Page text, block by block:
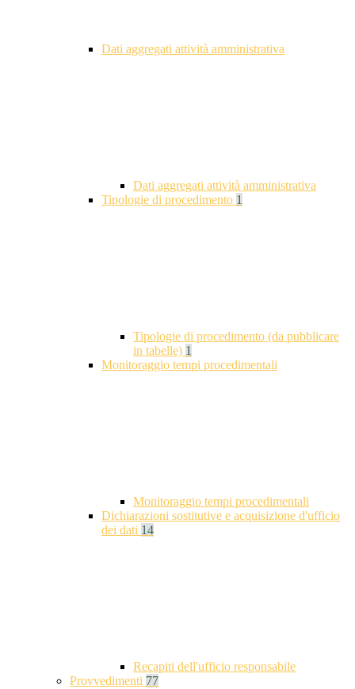
Dati aggregati attività amministrativa
Dati aggregati attività amministrativa
Tipologie di procedimento 1
Tipologie di procedimento (da pubblicare
in tabelle) 1
Monitoraggio tempi procedimentali
Monitoraggio tempi procedimentali
Dichiarazioni sostitutive e acquisizione d'ufficio
dei dati 14
Recapiti dell'ufficio responsabile
Provvedimenti 77